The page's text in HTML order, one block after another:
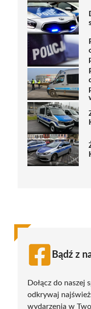
Bądź z
Dołącz do naszej
odkrywaj
wydarzenia w